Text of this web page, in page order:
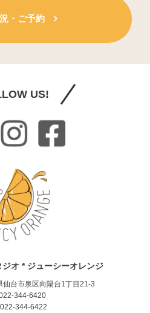
・ご予約
US!
オ * ジューシーオレンジ
台市泉区向陽台1丁目21-3
344-6420
022-344-6422